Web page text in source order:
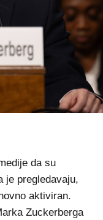
da su
je pregledavaju,
aktiviran.
Zuckerberga